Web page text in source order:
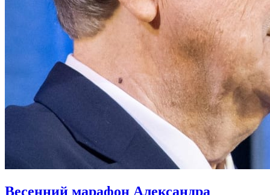
Весенний марафон Александра